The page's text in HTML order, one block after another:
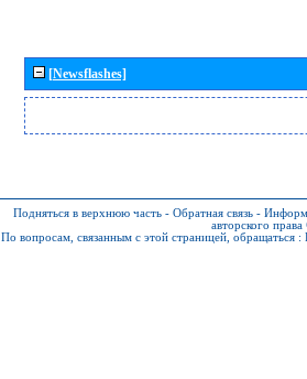
[Newsflashes]
Подняться в верхнюю часть - Обратная связь -
авторского
По вопросам, связанным с этой страницей, обращаться :